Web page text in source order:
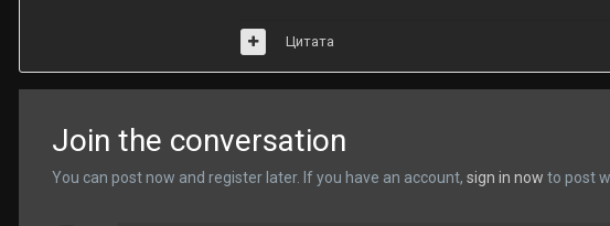
Цитата
Join the conversation
You can post now and register later. If you have an account, sign in now to post